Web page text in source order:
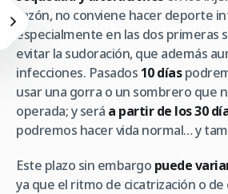
razón, no conviene hacer deporte
especialmente en las dos primeras
evitar la sudoración, que además
infecciones. Pasados 10 días
usar una gorra o un sombrero que
operada; y será a partir de los 30
podremos hacer vida normal… y
Este plazo sin embargo puede
ya que el ritmo de cicatrización o